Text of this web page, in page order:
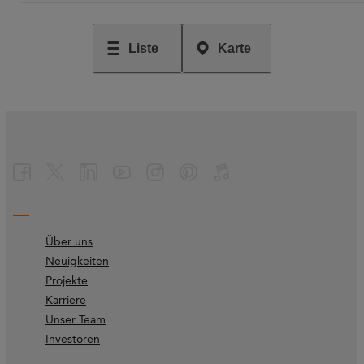
Liste Karte
Über uns
Neuigkeiten
Projekte
Karriere
Unser Team
Investoren